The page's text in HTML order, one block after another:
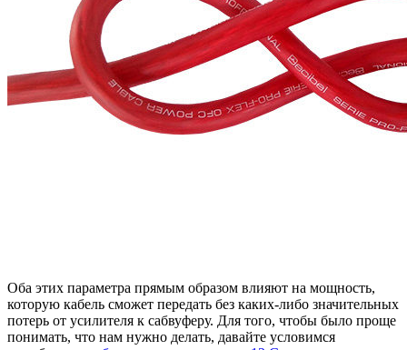
Оба этих параметра прямым образом влияют на мощность,
которую кабель сможет передать без каких-либо значительных
потерь от усилителя к сабвуферу. Для того, чтобы было проще
понимать, что нам нужно делать, давайте условимся